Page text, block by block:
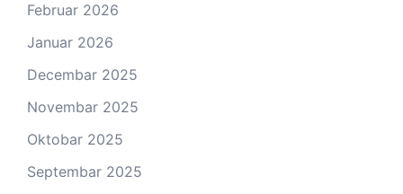
Februar 2026
Januar 2026
Decembar 2025
Novembar 2025
Oktobar 2025
Septembar 2025